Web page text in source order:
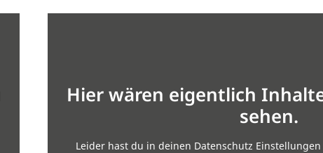
Hier wären eigentlich
sehen.
Leider hast du in deinen Datenschutz